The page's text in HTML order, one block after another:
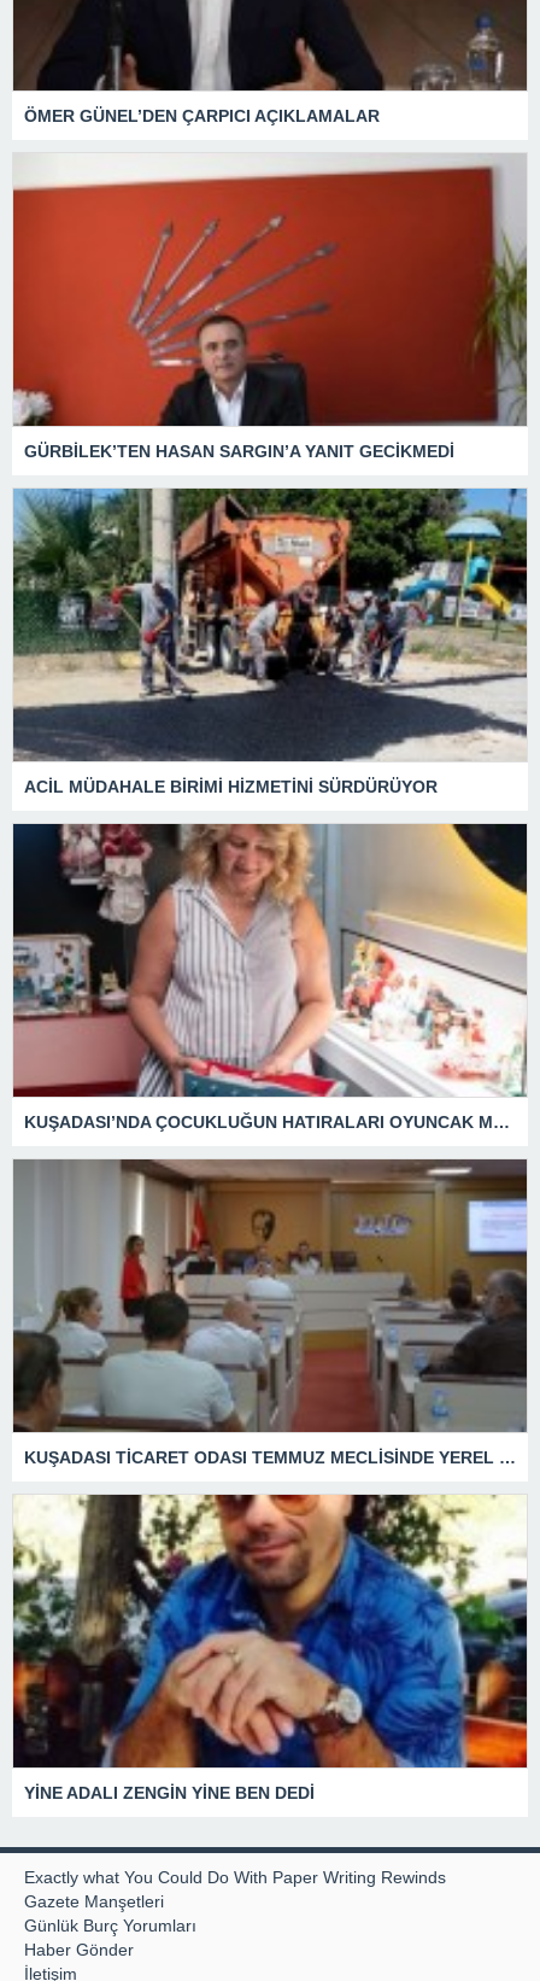
ÖMER GÜNEL’DEN ÇARPICI AÇIKLAMALAR
GÜRBİLEK’TEN HASAN SARGIN’A YANIT GECİKMEDİ
ACİL MÜDAHALE BİRİMİ HİZMETİNİ SÜRDÜRÜYOR
KUŞADASI’NDA ÇOCUKLUĞUN HATIRALARI OYUNCAK MÜZESİNDE HAYAT BULACAK
KUŞADASI TİCARET ODASI TEMMUZ MECLİSİNDE YEREL İŞLETMELERE ANLAMLI DESTEK
YİNE ADALI ZENGİN YİNE BEN DEDİ
Exactly what You Could Do With Paper Writing Rewinds
Gazete Manşetleri
Günlük Burç Yorumları
Haber Gönder
İletişim